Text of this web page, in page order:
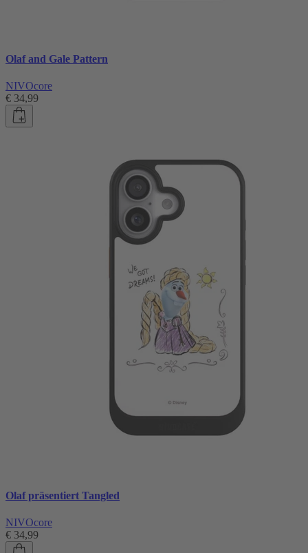
Olaf and Gale Pattern
NIVOcore
€ 34,99
Olaf präsentiert Tangled
NIVOcore
€ 34,99